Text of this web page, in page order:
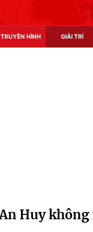
TRUYỀN HÌNH GIẢI TRÍ
Huy không